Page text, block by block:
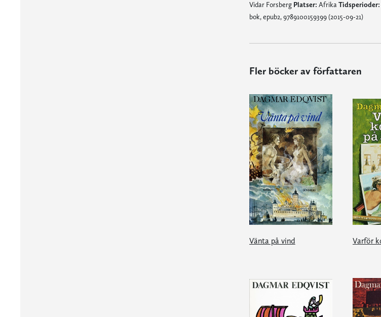
Vidar Forsberg Platser: Afrika Tidsperioder:
bok, epub2, 9789100159399 (2015-09-21)
Fler böcker av författaren
Vänta på vind